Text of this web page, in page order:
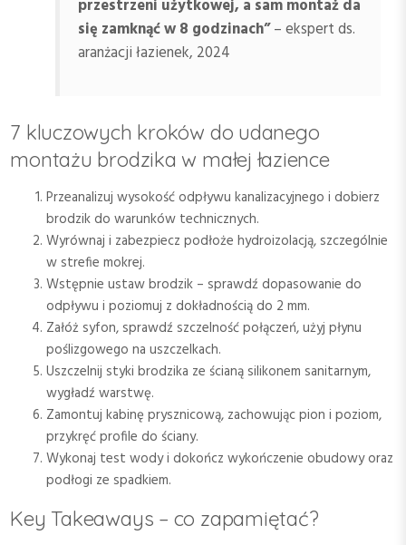
przestrzeni użytkowej, a sam montaż da
się zamknąć w 8 godzinach”– ekspert ds.
aranżacji łazienek, 2024
7 kluczowych kroków do udanego
montażu brodzika w małej łazience
Przeanalizuj wysokość odpływu kanalizacyjnego i dobierz
brodzik do warunków technicznych.
Wyrównaj i zabezpiecz podłoże hydroizolacją, szczególnie
w strefie mokrej.
Wstępnie ustaw brodzik – sprawdź dopasowanie do
odpływu i poziomuj z dokładnością do 2 mm.
Załóż syfon, sprawdź szczelność połączeń, użyj płynu
poślizgowego na uszczelkach.
Uszczelnij styki brodzika ze ścianą silikonem sanitarnym,
wygładź warstwę.
Zamontuj kabinę prysznicową, zachowując pion i poziom,
przykręć profile do ściany.
Wykonaj test wody i dokończ wykończenie obudowy oraz
podłogi ze spadkiem.
Key Takeaways – co zapamiętać?